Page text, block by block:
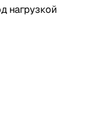
нагрузкой